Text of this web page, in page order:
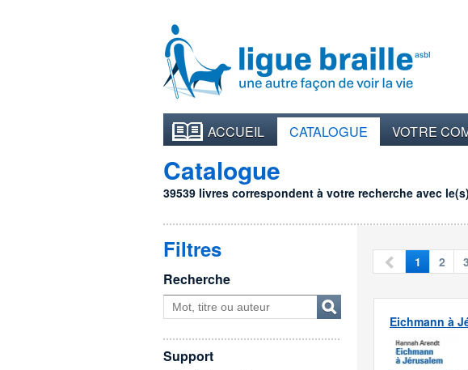
ACCUEIL CATALOGUE VOTRE
Catalogue
39539 livres correspondent à votre recherche avec
1 2 3
Eichmann à
Filtres
Recherche
Support